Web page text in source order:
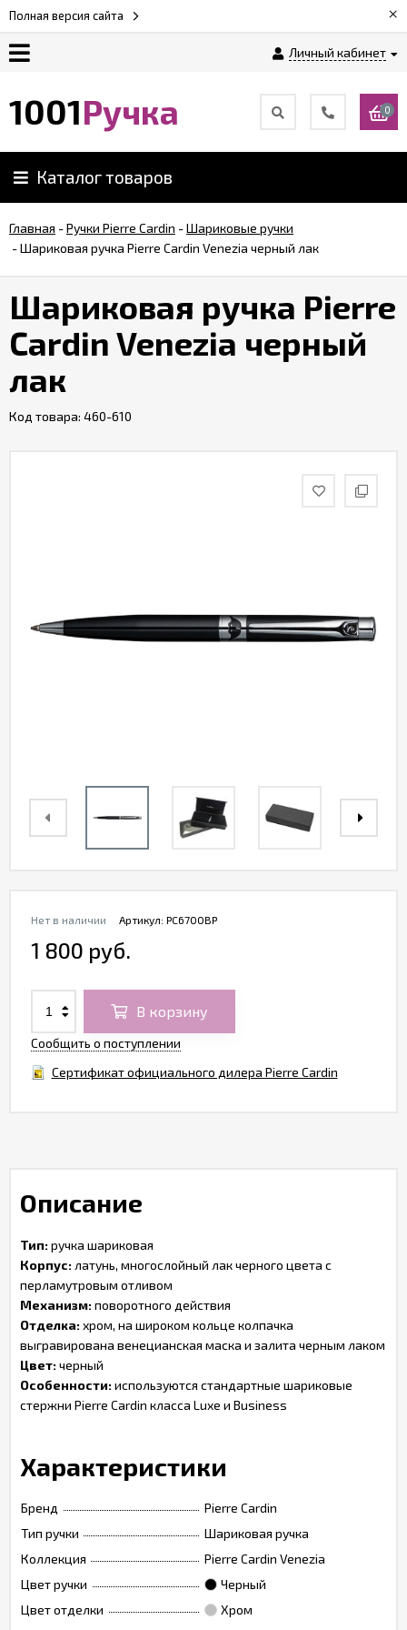
Полная версия сайта ×
Личный кабинет
Возврат
Обзоры
ручек
Контакты
1001Ручка 0
Каталог товаров
Главная -Ручки Pierre Cardin -Шариковые ручки
-Шариковая ручка Pierre Cardin Venezia черный лак
Шариковая ручка Pierre
Cardin Venezia черный
лак
Код товара: 460-610
Артикул: PC6700BP
Нет в наличии
1 800 руб.
В корзину
Сообщить о поступлении
Сертификат официального дилера Pierre Cardin
Описание
Тип:ручка шариковая
Корпус: латунь, многослойный лак черного цвета с
перламутровым отливом
Механизм:поворотного действия
Отделка:хром, на широком кольце колпачка
выгравирована венецианская маска и залита черным лаком
Цвет:черный
Особенности:используются стандартные шариковые
стержни Pierre Cardin класса Luxe и Business
Характеристики
Бренд
Pierre Cardin
Тип ручки
Шариковая ручка
Коллекция
Pierre Cardin Venezia
Цвет ручки
Черный
Цвет отделки
Хром